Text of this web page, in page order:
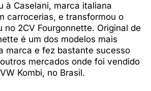
à Caselani, marca italiana
carrocerias, e transformou o
no 2CV Fourgonnette. Original de
é um dos modelos mais
marca e fez bastante sucesso
mercados onde foi vendido
Kombi, no Brasil.